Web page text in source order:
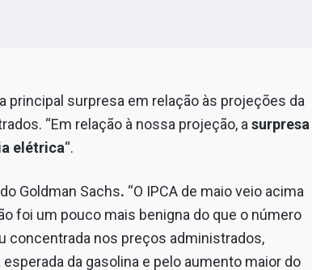
principal surpresa em relação às projeções da
“Em relação à nossa projeção, a surpresa
elétrica“.
Goldman Sachs. “O IPCA de maio veio acima
foi um pouco mais benigna do que o número
concentrada nos preços administrados,
da gasolina e pelo aumento maior do